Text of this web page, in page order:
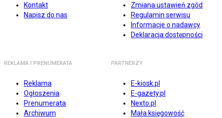
Kontakt
Napisz do nas
Zmiana ustawień zgód
Regulamin serwisu
Informacje o nadawcy
Deklaracja dostępności
REKLAMA I PRENUMERATA
Reklama
Ogłoszenia
Prenumerata
Archiwum
PARTNERZY
E-kiosk.pl
E-gazety.pl
Nexto.pl
Mała księgowość